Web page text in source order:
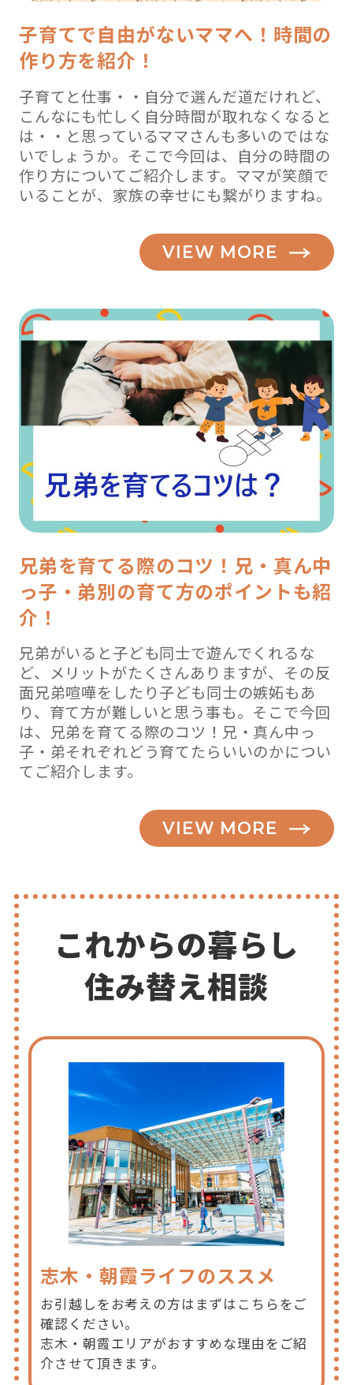
子育てで自由がないママへ！時間の
作り方を紹介！
子育てと仕事・・自分で選んだ道だけれど、
こんなにも忙しく自分時間が取れなくなると
は・・と思っているママさんも多いのではな
いでしょうか。そこで今回は、自分の時間の
作り方についてご紹介します。ママが笑顔で
いることが、家族の幸せにも繋がりますね。
VIEW MORE
兄弟を育てる際のコツ！兄・真ん中
っ子・弟別の育て方のポイントも紹
介！
兄弟がいると子ども同士で遊んでくれるな
ど、メリットがたくさんありますが、その反
面兄弟喧嘩をしたり子ども同士の嫉妬もあ
り、育て方が難しいと思う事も。そこで今回
は、兄弟を育てる際のコツ！兄・真ん中っ
子・弟それぞれどう育てたらいいのかについ
てご紹介します。
VIEW MORE
これからの暮らし
住み替え相談
志木・朝霞ライフのススメ
お引越しをお考えの方はまずはこちらをご
確認ください。
志木・朝霞エリアがおすすめな理由をご紹
介させて頂きます。